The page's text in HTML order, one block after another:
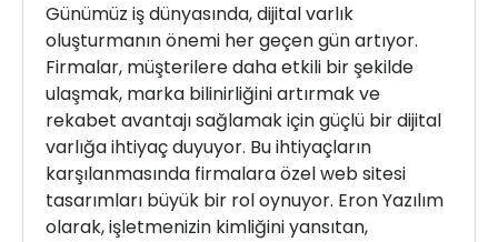
Günümüz iş dünyasında, dijital varlık
oluşturmanın önemi her geçen gün artıyor.
Firmalar, müşterilere daha etkili bir şekilde
ulaşmak, marka bilinirliğini artırmak ve
rekabet avantajı sağlamak için güçlü bir dijital
varlığa ihtiyaç duyuyor. Bu ihtiyaçların
karşılanmasında firmalara özel web sitesi
tasarımları büyük bir rol oynuyor. Eron Yazılım
olarak, işletmenizin kimliğini yansıtan,